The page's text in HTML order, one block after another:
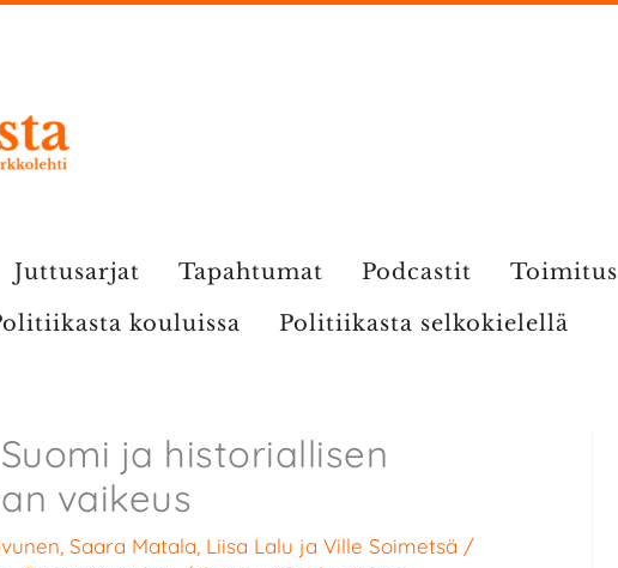
Juttusarjat Tapahtumat Podcastit Toimitus
kouluissa Politiikasta selkokielellä
ja historiallisen
vaikeus
Saara Matala Liisa Lalu ja Ville Soimetsä /